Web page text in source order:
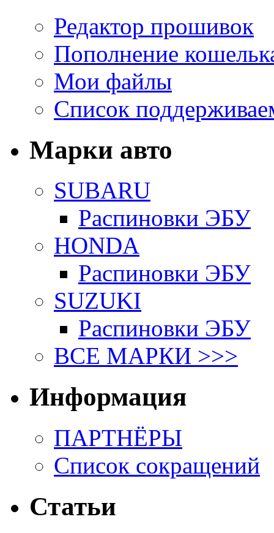
Редактор прошивок
Пополнение
Мои файлы
Список
Марки авто
SUBARU
Распиновки ЭБУ
HONDA
Распиновки ЭБУ
SUZUKI
Распиновки ЭБУ
ВСЕ МАРКИ >>>
Информация
ПАРТНЁРЫ
Список сокращений
Статьи